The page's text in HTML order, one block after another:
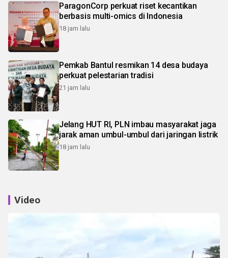
ParagonCorp perkuat riset kecantikan
berbasis multi-omics di Indonesia
18 jam lalu
Pemkab Bantul resmikan 14 desa budaya
perkuat pelestarian tradisi
21 jam lalu
Jelang HUT RI, PLN imbau masyarakat jaga
jarak aman umbul-umbul dari jaringan listrik
18 jam lalu
Video